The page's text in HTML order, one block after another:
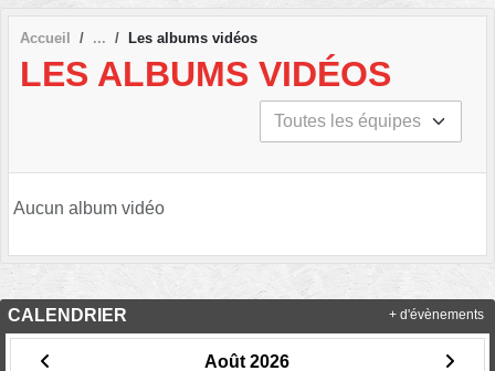
Accueil Les albums vidéos
LES ALBUMS VIDÉOS
Aucun album vidéo
CALENDRIER
Août 2026
+ d'évènements